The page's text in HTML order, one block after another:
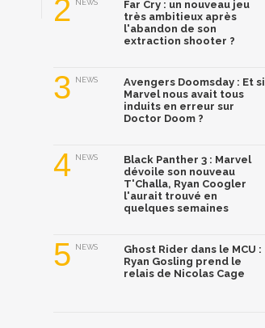
2 NEWS
Far Cry : un nouveau jeu
très ambitieux après
l'abandon de son
extraction shooter ?
3 NEWS
Avengers Doomsday : Et si
Marvel nous avait tous
induits en erreur sur
Doctor Doom ?
4 NEWS
Black Panther 3 : Marvel
dévoile son nouveau
T'Challa, Ryan Coogler
l'aurait trouvé en
quelques semaines
5 NEWS
Ghost Rider dans le MCU :
Ryan Gosling prend le
relais de Nicolas Cage